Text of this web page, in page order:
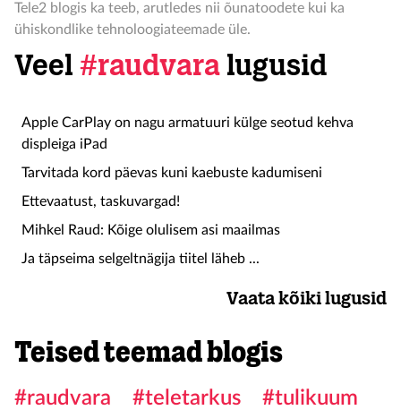
Tele2 blogis ka teeb, arutledes nii õunatoodete kui ka
ühiskondlike tehnoloogiateemade üle.
Veel #raudvara lugusid
Apple CarPlay on nagu armatuuri külge seotud kehva
displeiga iPad
Tarvitada kord päevas kuni kaebuste kadumiseni
Ettevaatust, taskuvargad!
Mihkel Raud: Kõige olulisem asi maailmas
Ja täpseima selgeltnägija tiitel läheb ...
Vaata kõiki lugusid
Teised teemad blogis
#raudvara #teletarkus
#tulikuum